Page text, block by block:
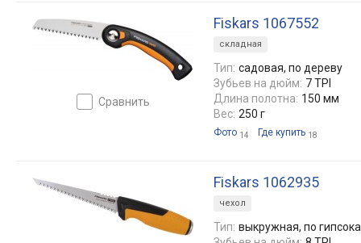
сравнить
Fiskars 1067552
складная
Тип: садовая, по дереву
Зубьев на дюйм: 7 TPI
Длина полотна: 150 мм
Вес: 250 г
Фото 14 Где купить 18
Fiskars 1062935
чехол
Тип: выкружная, по